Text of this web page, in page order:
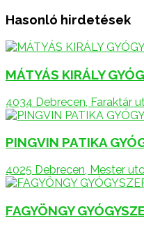
Hasonló hirdetések
MÁTYÁS KIRÁLY
4034 Debrecen, Faraktár
PINGVIN PATIKA
4025 Debrecen, Mester
FAGYÖNGY